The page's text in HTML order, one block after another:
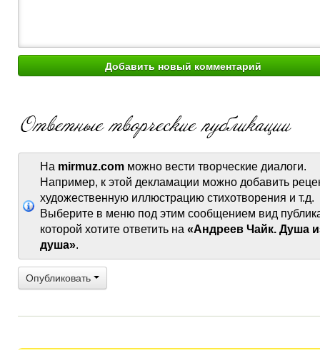
На mirmuz.com можно вести творческие диалоги.
Например, к этой декламации можно добавить
художественную иллюстрацию стихотворения и т.д.
Выберите в меню под этим сообщением вид
которой хотите ответить на «Андреев Чайк. Душа
душа».
Опубликовать